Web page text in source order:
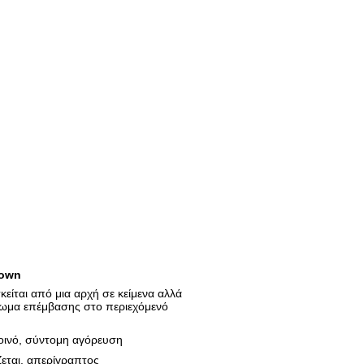
από μια αρχή σε κείμενα αλλά
επέμβασης στο περιεχόμενό
σύντομη αγόρευση
απερίγραπτος